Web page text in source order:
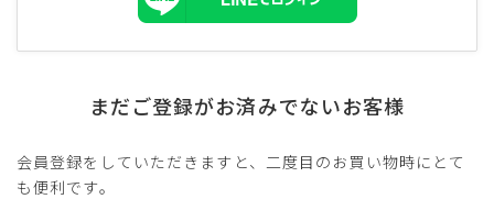
まだご登録がお済みでないお客様
会員登録をしていただきますと、二度目のお買い物時にとて
も便利です。